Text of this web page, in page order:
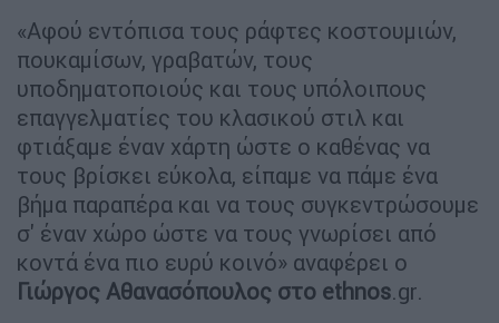
«Αφού εντόπισα τους ράφτες κοστουμιών,
πουκαμίσων, γραβατών, τους
υποδηματοποιούς και τους υπόλοιπους
επαγγελματίες του κλασικού στιλ και
φτιάξαμε έναν χάρτη ώστε ο καθένας να
τους βρίσκει εύκολα, είπαμε να πάμε ένα
βήμα παραπέρα και να τους συγκεντρώσουμε
σ' έναν χώρο ώστε να τους γνωρίσει από
κοντά ένα πιο ευρύ κοινό» αναφέρει ο
Γιώργος Αθανασόπουλος στο ethnos.gr.